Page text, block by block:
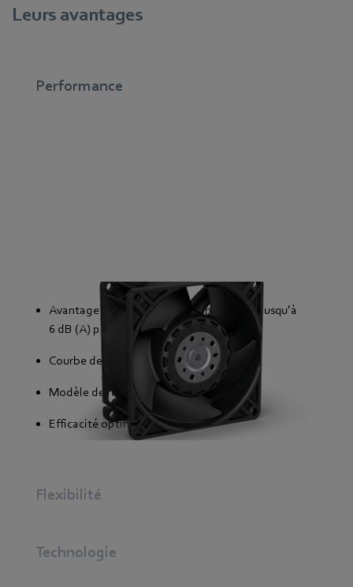
Leurs avantages
Performance
Avantage en termes d’émissions sonores jusqu’à
6 dB (A) par exemple pour la taille 80
Courbe de puissance raide
Modèle de référence
Efficacité optimale
Flexibilité
Technologie